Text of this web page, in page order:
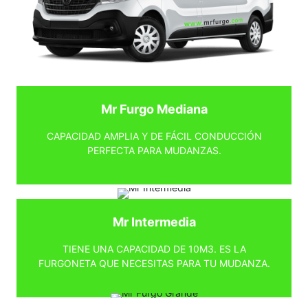
Mr Furgo Mediana
CAPACIDAD AMPLIA Y DE FÁCIL CONDUCCIÓN
PERFECTA PARA MUDANZAS.
Mr Intermedia
TIENE UNA CAPACIDAD DE 10M3. ES LA
FURGONETA QUE NECESITAS PARA TU MUDANZA.